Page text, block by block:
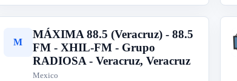
M
MÁXIMA 88.5 (Veracruz) - 88.5
FM - XHIL-FM - Grupo
RADIOSA - Veracruz, Veracruz
Mexico